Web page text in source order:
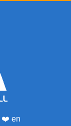
❤️ en